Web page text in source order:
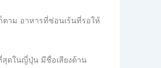
าม อาหารที่ซ่อนเร้นที่รอให้
สุดในญี่ปุ่น มีชื่อเสียงด้าน